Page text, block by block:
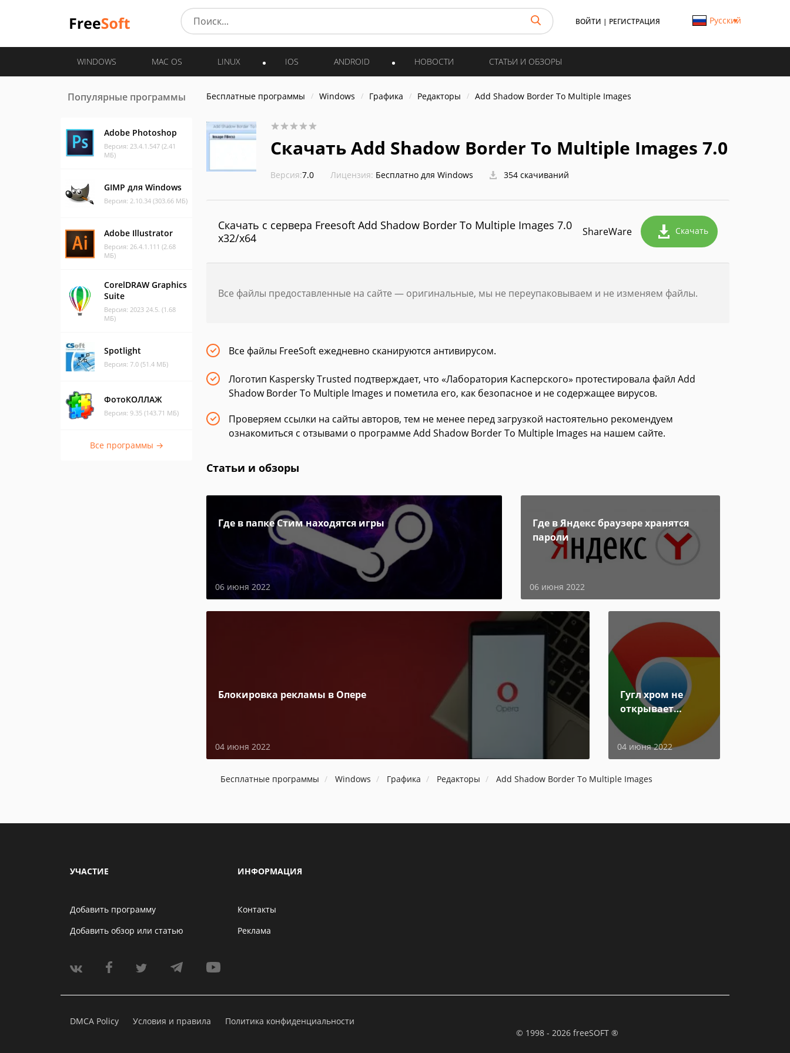
ВОЙТИ | РЕГИСТРАЦИЯ Русский
WINDOWS MAC OS LINUX IOS ANDROID НОВОСТИ СТАТЬИ И ОБЗОРЫ
Популярные программы
Adobe Photoshop
Версия: 23.4.1.547 (2.41
МБ)
GIMP для Windows
Версия: 2.10.34 (303.66 МБ)
Adobe Illustrator
Версия: 26.4.1.111 (2.68
МБ)
CorelDRAW Graphics
Suite
Версия: 2023 24.5. (1.68
МБ)
Spotlight
Версия: 7.0 (51.4 МБ)
ФотоКОЛЛАЖ
Версия: 9.35 (143.71 МБ)
Все программы →
Бесплатные программы Windows Графика Редакторы Add Shadow Border To Multiple Images
Скачать Add Shadow Border To Multiple Images 7.0
Версия:7.0 Лицензия: Бесплатно для Windows 354 скачиваний
Скачать с сервера Freesoft Add Shadow Border To Multiple Images 7.0
x32/x64
ShareWare Скачать
Все файлы предоставленные на сайте — оригинальные, мы не переупаковываем и не изменяем файлы.
Все файлы FreeSoft ежедневно сканируются антивирусом.
Логотип Kaspersky Trusted подтверждает, что «Лаборатория Касперского» протестировала файл Add
Shadow Border To Multiple Images и пометила его, как безопасное и не содержащее вирусов.
Проверяем ссылки на сайты авторов, тем не менее перед загрузкой настоятельно рекомендуем
ознакомиться с отзывами о программе Add Shadow Border To Multiple Images на нашем сайте.
Статьи и обзоры
Где в папке Стим находятся игры
06 июня 2022
Где в Яндекс браузере хранятся
пароли
06 июня 2022
Блокировка рекламы в Опере
04 июня 2022
Гугл хром не
открывает
04 июня 2022
Бесплатные программы Windows Графика Редакторы Add Shadow Border To Multiple Images
УЧАСТИЕ
Добавить программу
Добавить обзор или статью
ИНФОРМАЦИЯ
Контакты
Реклама
DMCA Policy Условия и правила
Политика конфиденциальности
© 1998 - 2026 freeSOFT ®